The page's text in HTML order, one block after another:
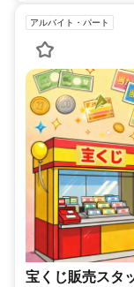
アルバイト・パート
宝くじ販売スタ